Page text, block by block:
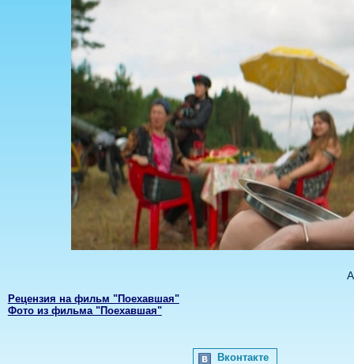
Рецензия на фильм "Поехавшая"
Фото из фильма "Поехавшая"
Вконтакте